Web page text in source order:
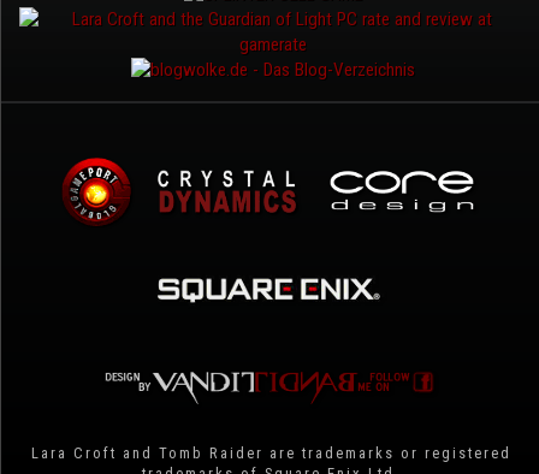
Lara Croft and Tomb Raider are trademarks or registered